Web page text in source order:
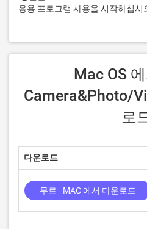
응용 프로그램 사용을 시작하십시
Camera&Photo/
로
다운로드
무료 - MAC 에서 다운로드